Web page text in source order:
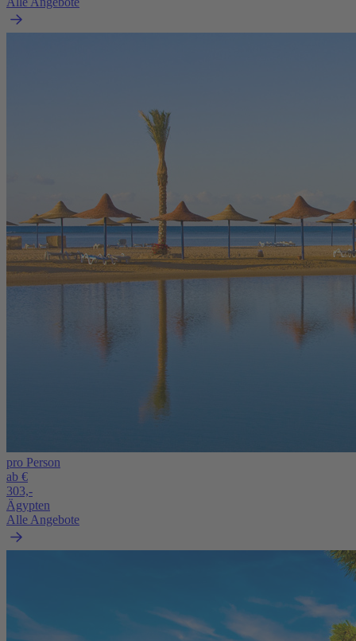
pro Person
ab €
303,-
Ägypten
Alle Angebote